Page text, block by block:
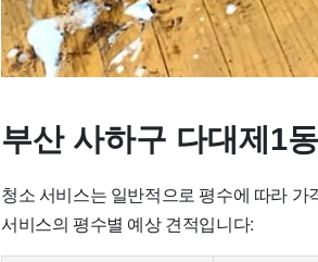
부산 사하구 다대제1
청소 서비스는 일반적으로 평수에 따라
서비스의 평수별 예상 견적입니다: